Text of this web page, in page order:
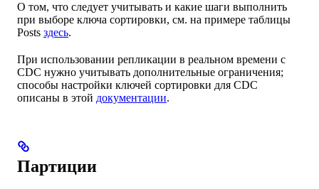
О том, что следует учитывать и какие шаги выполнить
при выборе ключа сортировки, см. на примере таблицы
Posts здесь.
При использовании репликации в реальном времени с
CDC нужно учитывать дополнительные ограничения;
способы настройки ключей сортировки для CDC
описаны в этой документации.
Партиции